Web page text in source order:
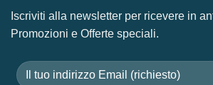
Iscriviti alla newsletter per ricevere in
Promozioni e Offerte speciali.